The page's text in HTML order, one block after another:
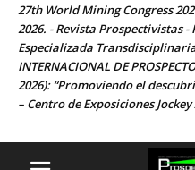
27th World Mining Congress
2026. - Revista Prospectivistas
Especializada
INTERNACIONAL DE
2026): “Promoviendo el
– Centro de Exposiciones